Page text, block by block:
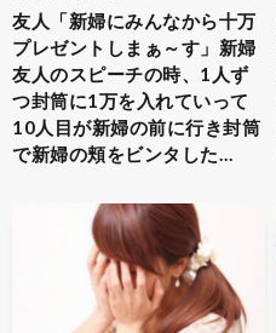
友人「新婦にみんなから十万
プレゼントしまぁ～す」新婦
友人のスピーチの時、1人ず
つ封筒に1万を入れていって
10人目が新婦の前に行き封筒
で新婦の頬をビンタした…